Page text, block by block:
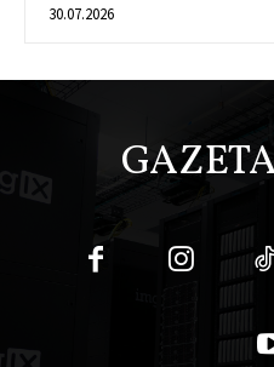
30.07.2026